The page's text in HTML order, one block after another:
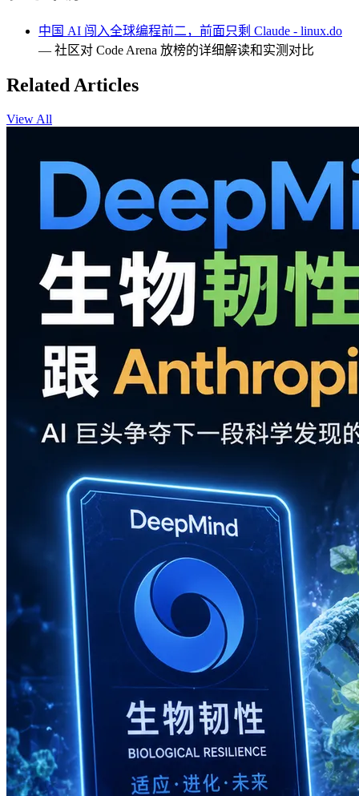
中国 AI 闯入全球编程前二，前面只剩 Claude - linux.do
— 社区对 Code Arena 放榜的详细解读和实测对比
Related Articles
View All